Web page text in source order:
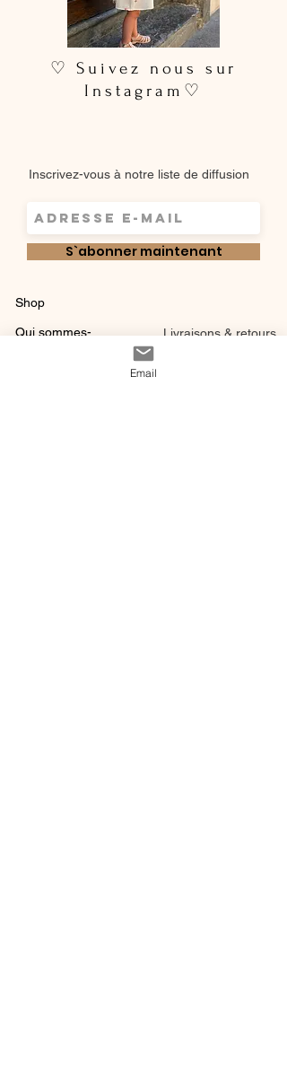
♡ Suivez nous sur
Instagram♡
Inscrivez-vous à notre liste de diffusion
S`abonner maintenant
Shop
Qui sommes-
instagram
Livraisons & retours
Email